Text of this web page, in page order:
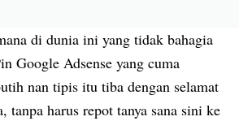
di dunia ini yang tidak bahagia
Google Adsense yang cuma
nan tipis itu tiba dengan selamat
tanpa harus repot tanya sana sini ke